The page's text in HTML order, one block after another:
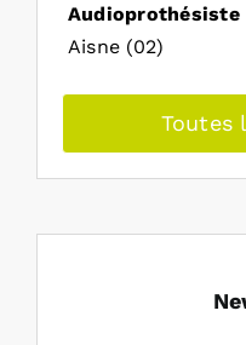
Audioprothésiste
Aisne (02)
Toutes